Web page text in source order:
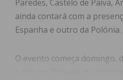
Paredes, Castelo de Paiva,
ainda contará com a
Espanha e outro da Polónia.
O evento começa domingo,